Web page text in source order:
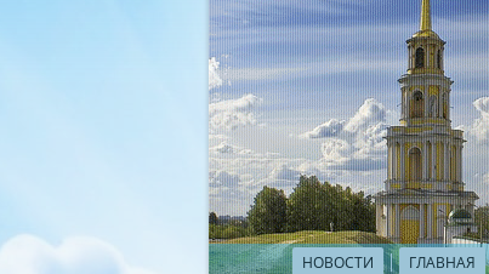
НОВОСТИ ГЛАВНАЯ